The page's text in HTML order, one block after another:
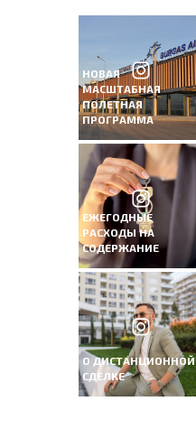
НОВАЯ
МАСШТАБНАЯ
ПОЛЕТНАЯ
ПРОГРАММА
ЕЖЕГОДНЫЕ
РАСХОДЫ НА
СОДЕРЖАНИЕ
О ДИСТАНЦИОННОЙ
СДЕЛКЕ